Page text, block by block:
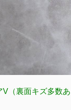
（裏面キズ多数あ